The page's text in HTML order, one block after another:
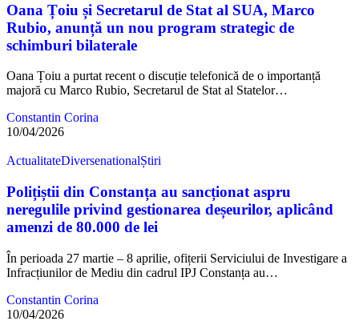
Oana Țoiu și Secretarul de Stat al SUA, Marco
Rubio, anunță un nou program strategic de
schimburi bilaterale
Oana Țoiu a purtat recent o discuție telefonică de o importanță
majoră cu Marco Rubio, Secretarul de Stat al Statelor…
Constantin Corina
10/04/2026
ActualitateDiversenationalȘtiri
Polițiștii din Constanța au sancționat aspru
neregulile privind gestionarea deșeurilor, aplicând
amenzi de 80.000 de lei
În perioada 27 martie – 8 aprilie, ofițerii Serviciului de Investigare a
Infracțiunilor de Mediu din cadrul IPJ Constanța au…
Constantin Corina
10/04/2026